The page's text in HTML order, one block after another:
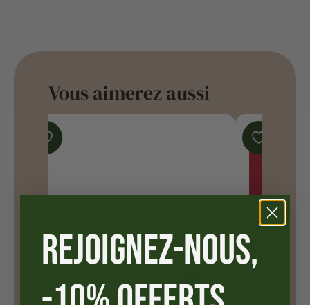
Vous aimerez aussi
REJOIGNEZ-NOUS,